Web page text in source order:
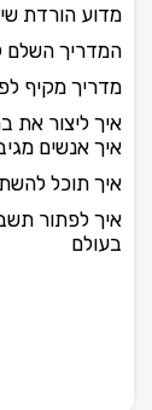
מדוע הורדת
המדריך השלם
מדריך מקיף
איך ליצור את
איך אנשים
איך תוכל
איך לפתור
בעולם